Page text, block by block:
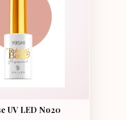
UV LED No20